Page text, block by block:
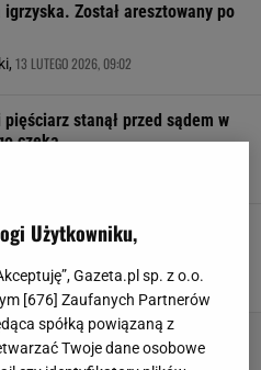
igrzyska. Został aresztowany po
13 LUTEGO 2026, 09:02
stanął przed sądem w
czeka
Policja zatrzymała go po
20 STYCZNIA 2026, 06:00
Użytkowniku,
Gazeta.pl sp. z o.o.
[676] Zaufanych Partnerów
spółką powiązaną z
Twoje dane osobowe